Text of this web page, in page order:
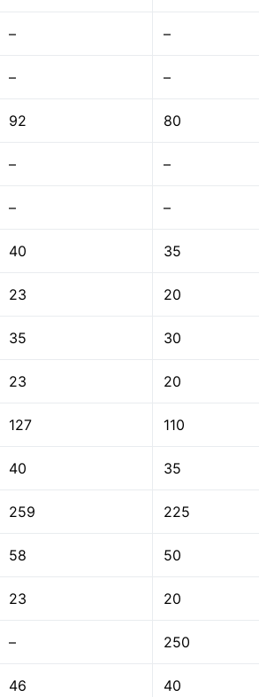
– –
– –
92 80
– –
– –
40 35
23 20
35 30
23 20
127 110
40 35
259 225
58 50
23 20
– 250
46 40